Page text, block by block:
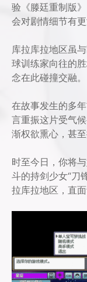
验《滕廷重制版
会对剧情细节有
库拉库拉地区虽
球训练家向往的
念在此碰撞交融。
在故事发生的多
言重振这片受气
渐权欲熏心，甚
时至今日，你将
斗的持剑少女“刀
拉库拉地区，直